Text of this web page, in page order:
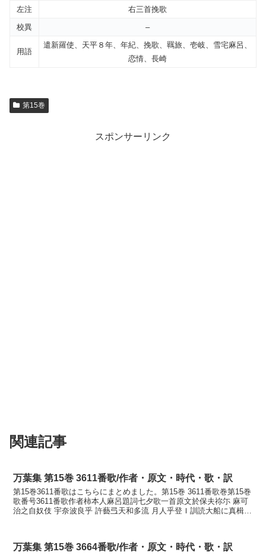
左注
右三首挽歌
校異
–
用語
遣新羅使、天平８年、年紀、挽歌、羈旅、壱岐、雪宅麻呂、
恋情、長崎
第15巻
スポンサーリンク
関連記事
万葉集 第15巻 3611番歌/作者・原文・時代・歌・訳
第15巻3611番歌はこちらにまとめました。第15巻 3611番歌巻第15巻
歌番号3611番歌作者柿本人麻呂題詞七夕歌一首原文於保夫祢尓 麻可
治之自奴伎 宇奈波良乎 許藝弖天和多流 月人乎登Ｉ訓読大船に真楫し
万葉集 第15巻 3664番歌/作者・原文・時代・歌・訳